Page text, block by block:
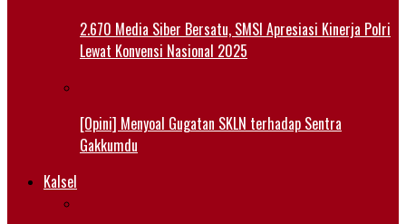
2.670 Media Siber Bersatu, SMSI Apresiasi Kinerja Polri
Lewat Konvensi Nasional 2025
[Opini] Menyoal Gugatan SKLN terhadap Sentra
Gakkumdu
Kalsel